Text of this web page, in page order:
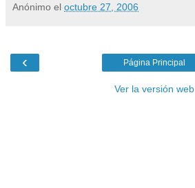
Anónimo el octubre 27, 2006
‹ Página Principal
Ver la versión web